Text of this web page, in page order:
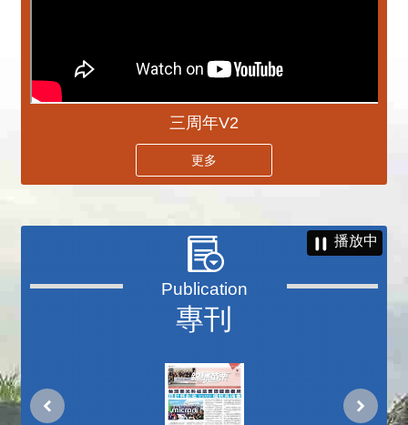
三周年V2
更多
專刊
播放中